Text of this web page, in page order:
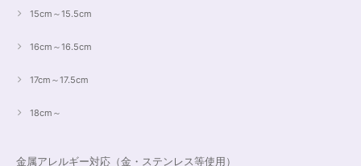
15cm～15.5cm
16cm～16.5cm
17cm～17.5cm
18cm～
金属アレルギー対応（金・ステンレス等使用）